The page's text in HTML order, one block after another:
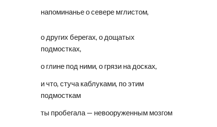
напоминанье о севере мглистом,
о других берегах, о дощатых
подмостках,
о глине под ними, о грязи на досках,
и что, стуча каблуками, по этим
подмосткам
ты пробегала — невооруженным мозгом